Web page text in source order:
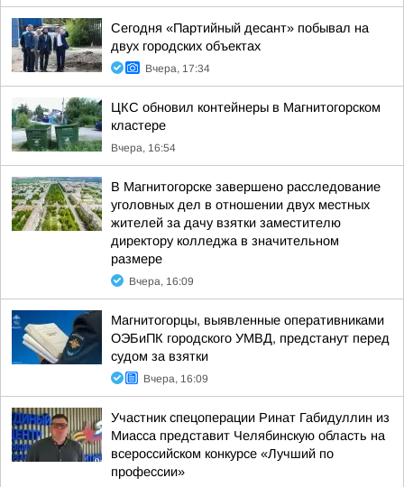
Сегодня «Партийный десант» побывал на
двух городских объектах
Вчера, 17:34
ЦКС обновил контейнеры в Магнитогорском
кластере
Вчера, 16:54
В Магнитогорске завершено расследование
уголовных дел в отношении двух местных
жителей за дачу взятки заместителю
директору колледжа в значительном
размере
Вчера, 16:09
Магнитогорцы, выявленные оперативниками
ОЭБиПК городского УМВД, предстанут перед
судом за взятки
Вчера, 16:09
Участник спецоперации Ринат Габидуллин из
Миасса представит Челябинскую область на
всероссийском конкурсе «Лучший по
профессии»